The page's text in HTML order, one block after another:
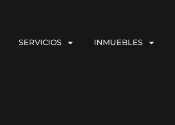
SERVICIOS INMUEBLES